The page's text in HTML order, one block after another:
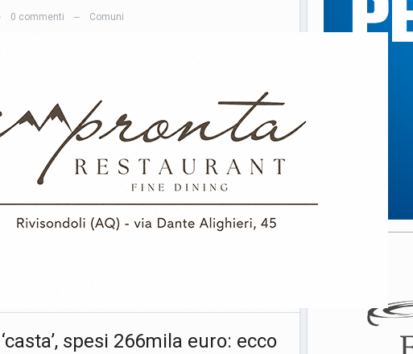
0 commenti — Comuni
vince il concorso della
del Consiglio dei ministri
primo tra i 25 Comuni vincitori di un
in palio dal Dipartimento per le Pari
Nazionale Antidiscriminazioni Razziali della
dei Ministri. Si tratta di 200mila euro,
i 25 comuni, messi in palio per la promozione di
spesi 266mila euro: ecco